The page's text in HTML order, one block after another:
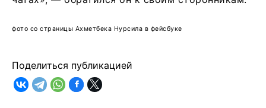
фото со страницы Ахметбека Нурсила в фейсбуке
Поделиться публикацией